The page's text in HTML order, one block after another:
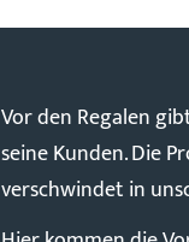
Vor den Regalen
seine Kunden. Die
verschwindet in